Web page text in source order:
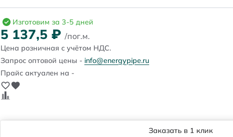
Изготовим за 3-5 дней
5 137,5 ₽ /пог.м.
Цена розничная с учётом НДС.
Запрос оптовой цены - info@energypipe.ru
Прайс актуален на -
Заказать в 1 клик